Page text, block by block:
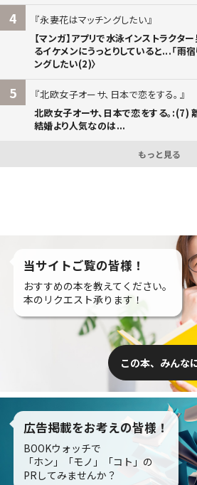
4
永妻花はマッチングしたい
【マンガ】アプリで水泳インストラクタ
るイケメンにうっとりしていると...「雨
ングしたい(2)〉
5
北欧女子オーサ、日本で恋をする。
北欧女子オーサ、日本で恋をする。:(7)
結婚より人気なのは...
もっと見る
当サイトご覧の皆様！
おすすめの本を教えてください。
本のリクエスト承ります！
この本、みんな
広告掲載をお考えの皆様！
BOOKウォッチで
「ホン」「モノ」「コト」の
PRしてみませんか？